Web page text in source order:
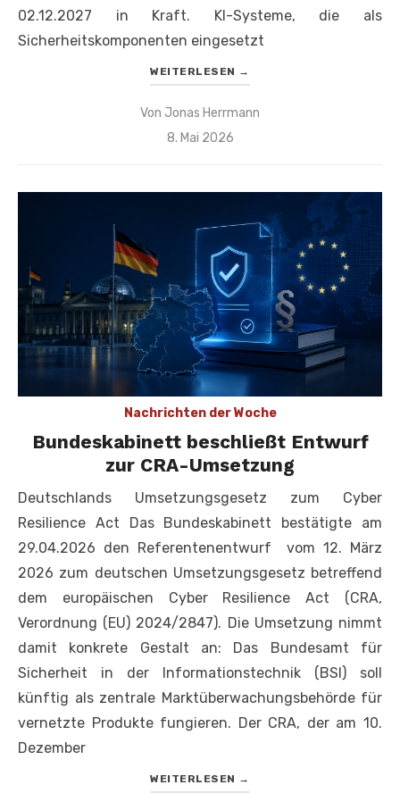
02.12.2027 in Kraft. KI-Systeme, die als
Sicherheitskomponenten eingesetzt
WEITERLESEN →
Von Jonas Herrmann
Veröffentlicht
8. Mai 2026
Nachrichten der Woche
Bundeskabinett beschließt Entwurf
zur CRA-Umsetzung
Deutschlands Umsetzungsgesetz zum Cyber
Resilience Act Das Bundeskabinett bestätigte am
29.04.2026 den Referentenentwurf vom 12. März
2026 zum deutschen Umsetzungsgesetz betreffend
dem europäischen Cyber Resilience Act (CRA,
Verordnung (EU) 2024/2847). Die Umsetzung nimmt
damit konkrete Gestalt an: Das Bundesamt für
Sicherheit in der Informationstechnik (BSI) soll
künftig als zentrale Marktüberwachungsbehörde für
vernetzte Produkte fungieren. Der CRA, der am 10.
Dezember
WEITERLESEN →